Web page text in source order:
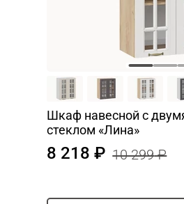
Шкаф навесной c
стеклом «Лина»
8 218 10 299